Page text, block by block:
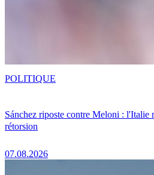
Sánchez riposte contre Meloni : l'Italie
rétorsion
07.08.2026
POLITIQUE